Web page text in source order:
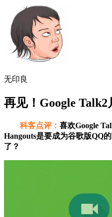
无印良
再见！Google
科客点评： 喜欢Google
Hangouts是要成为谷歌版QQ
了？